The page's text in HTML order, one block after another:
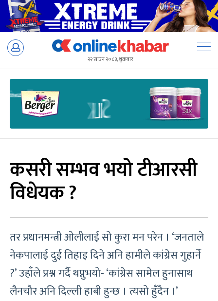
Skip
२२ साउन २०८३, शुक्रबार
कसरी सम्भव भयो टीआरसी
विधेयक ?
तर प्रधानमन्त्री ओलीलाई सो कुरा मन परेन । ‘जनताले
नेकपालाई दुई तिहाइ दिने अनि हामीले कांग्रेस गुहार्ने
?’ उहाँले प्रश्न गर्दै थप्नुभयो- ‘कांग्रेस सामेल हुनासाथ
लैनचौर अनि दिल्ली हाबी हुन्छ । त्यसो हुँदैन ।’